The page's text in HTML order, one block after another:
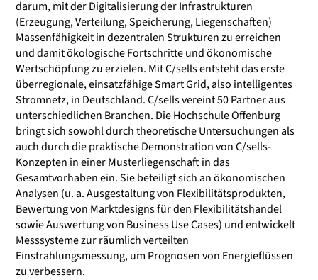
darum, mit der Digitalisierung der Infrastrukturen
(Erzeugung, Verteilung, Speicherung, Liegenschaften)
Massenfähigkeit in dezentralen Strukturen zu erreichen
und damit ökologische Fortschritte und ökonomische
Wertschöpfung zu erzielen. Mit C/sells entsteht das erste
überregionale, einsatzfähige Smart Grid, also intelligentes
Stromnetz, in Deutschland. C/sells vereint 50 Partner aus
unterschiedlichen Branchen. Die Hochschule Offenburg
bringt sich sowohl durch theoretische Untersuchungen als
auch durch die praktische Demonstration von C/sells-
Konzepten in einer Musterliegenschaft in das
Gesamtvorhaben ein. Sie beteiligt sich an ökonomischen
Analysen (u. a. Ausgestaltung von Flexibilitätsprodukten,
Bewertung von Marktdesigns für den Flexibilitätshandel
sowie Auswertung von Business Use Cases) und entwickelt
Messsysteme zur räumlich verteilten
Einstrahlungsmessung, um Prognosen von Energieflüssen
zu verbessern.